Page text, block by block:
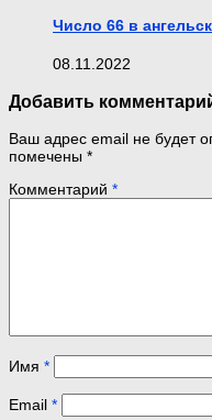
Число 66 в
08.11.2022
Добавить
Ваш адрес email не будет
помечены *
Комментарий *
Имя *
Email *